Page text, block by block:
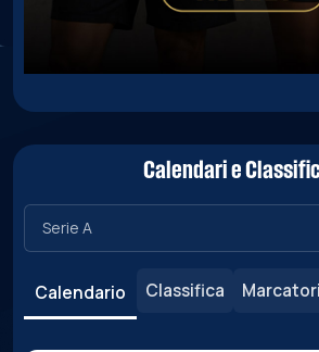
Calendari e
Calendario Classifica Marcatori